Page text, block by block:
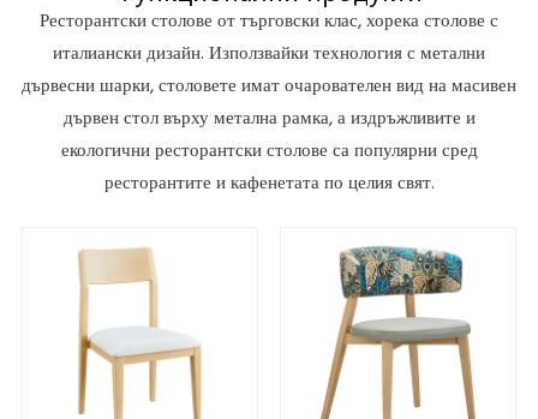
Ресторантски столове от търговски клас, хорека столове с
италиански дизайн. Използвайки технология с метални
дървесни шарки, столовете имат очарователен вид на масивен
дървен стол върху метална рамка, а издръжливите и
екологични ресторантски столове са популярни сред
ресторантите и кафенетата по целия свят.